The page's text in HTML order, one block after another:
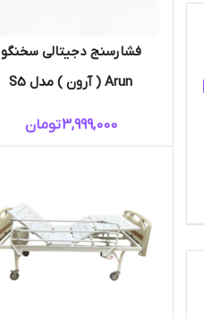
فشارسنج دجیتالی سخنگو
Arun ( آرون ) مدل S5
3,999,000تومان